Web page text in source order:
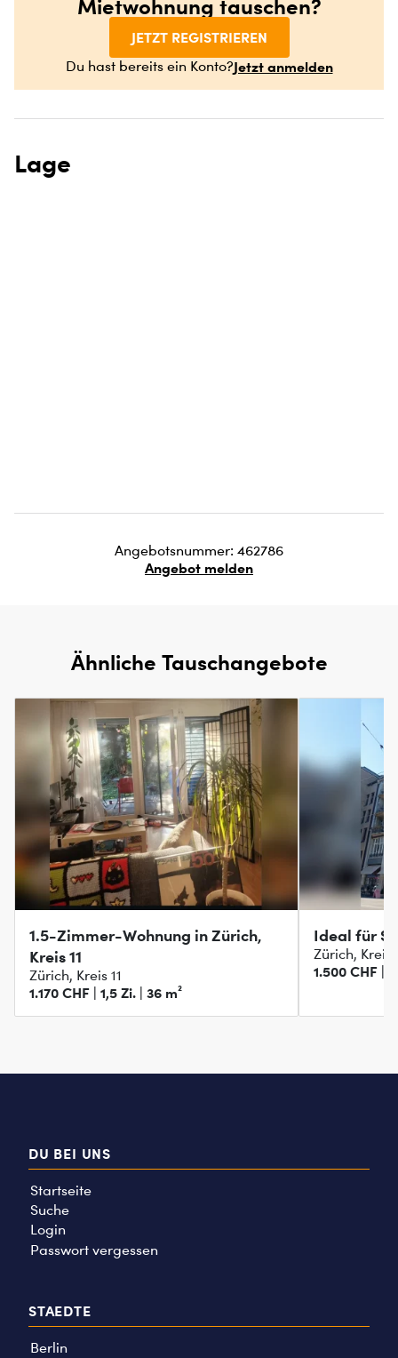
Mietwohnung tauschen?
JETZT REGISTRIEREN
Du hast bereits ein Konto?Jetzt anmelden
Lage
Angebotsnummer: 462786
Angebot melden
Ähnliche Tauschangebote
1.5-Zimmer-Wohnung in Zürich,
Kreis 11
Zürich, Kreis 11
1.170 CHF | 1,5 Zi. | 36 m²
Ideal für
Zürich, Kreis
1.500 CHF |
DU BEI UNS
Startseite
Suche
Login
Passwort vergessen
STAEDTE
Berlin